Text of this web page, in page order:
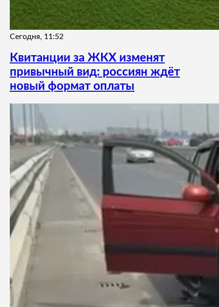
Сегодня, 11:52
Квитанции за ЖКХ изменят
привычный вид: россиян ждёт
новый формат оплаты